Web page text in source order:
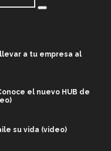
a tu empresa al
el nuevo HUB de
su vida (video)